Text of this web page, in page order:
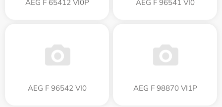
AEG F 65412 VI0P AEG F 96541 VI0
AEG F 96542 VI0 AEG F 98870 VI1P